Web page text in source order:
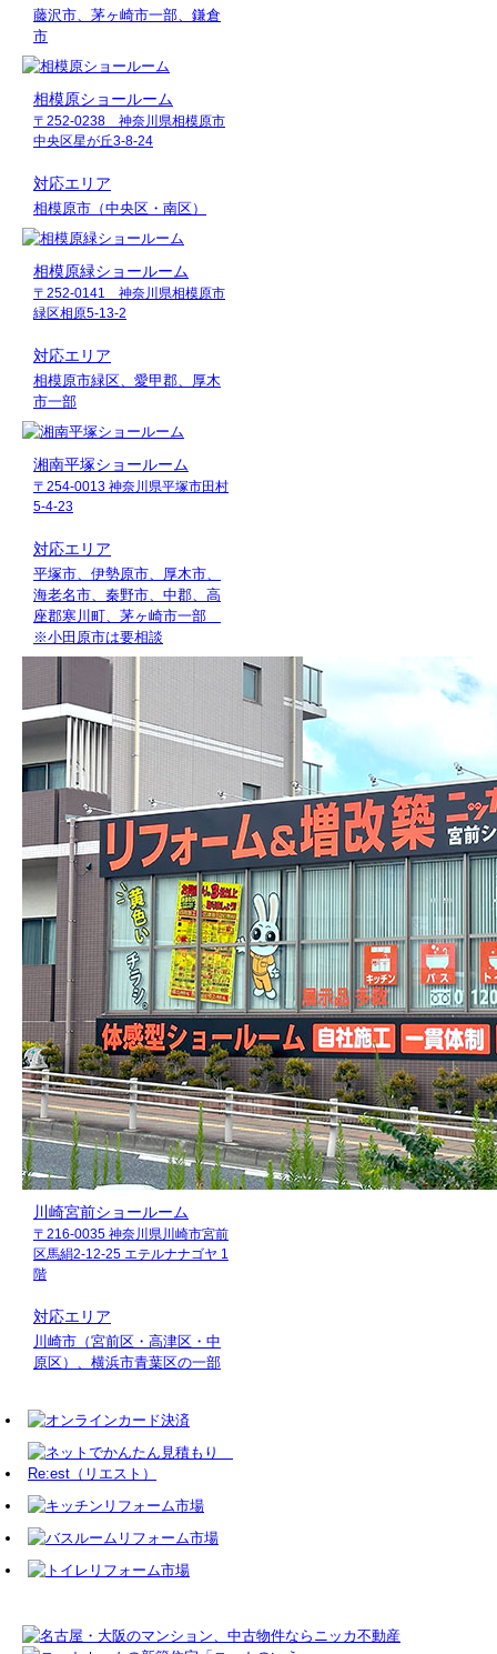
藤沢市、茅ヶ崎市一部、鎌倉
市
相模原ショールーム
〒252-0238 神奈川県相模原市
中央区星が丘3-8-24
対応エリア
相模原市（中央区・南区）
相模原緑ショールーム
〒252-0141 神奈川県相模原市
緑区相原5-13-2
対応エリア
相模原市緑区、愛甲郡、厚木
市一部
湘南平塚ショールーム
〒254-0013 神奈川県平塚市田村
5-4-23
対応エリア
平塚市、伊勢原市、厚木市、
海老名市、秦野市、中郡、高
座郡寒川町、茅ヶ崎市一部
※小田原市は要相談
川崎宮前ショールーム
〒216-0035 神奈川県川崎市宮前
区馬絹2-12-25 エテルナナゴヤ 1
階
対応エリア
川崎市（宮前区・高津区・中
原区）、横浜市青葉区の一部